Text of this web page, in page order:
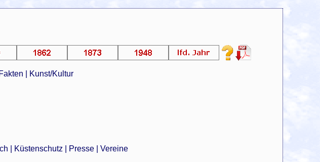
Kunst/Kultur
Küstenschutz Presse |Vereine